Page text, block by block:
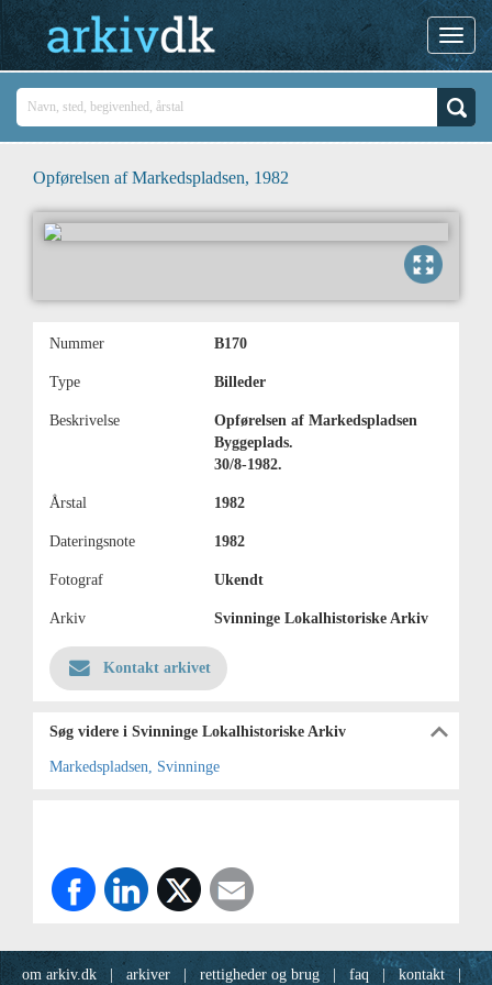
Opførelsen af Markedspladsen, 1982
Nummer B170
Type Billeder
Beskrivelse
Opførelsen af Markedspladsen
Byggeplads.
30/8-1982.
Årstal 1982
Dateringsnote 1982
Fotograf Ukendt
Arkiv Svinninge Lokalhistoriske Arkiv
Kontakt arkivet
Søg videre i Svinninge Lokalhistoriske Arkiv
Markedspladsen, Svinninge
om arkiv.dk arkiver rettigheder og brug | faq | kontakt |